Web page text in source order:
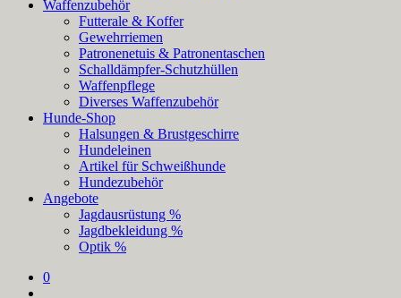
Waffenzubehör
Futterale & Koffer
Gewehrriemen
Patronenetuis & Patronentaschen
Schalldämpfer-Schutzhüllen
Waffenpflege
Diverses Waffenzubehör
Hunde-Shop
Halsungen & Brustgeschirre
Hundeleinen
Artikel für Schweißhunde
Hundezubehör
Angebote
Jagdausrüstung %
Jagdbekleidung %
Optik %
0